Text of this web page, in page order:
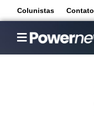
Colunistas Contato